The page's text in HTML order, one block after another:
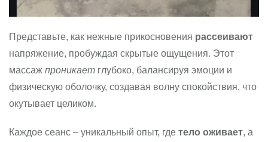
Представьте, как нежные прикосновения рассеивают
напряжение, пробуждая скрытые ощущения. Этот
массаж проникает глубоко, балансируя эмоции и
физическую оболочку, создавая волну спокойствия, что
окутывает целиком.
Каждое сеанс – уникальный опыт, где тело оживает, а